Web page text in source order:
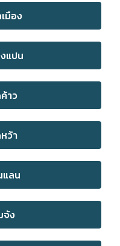
มือง
แปน
าว
ว้า
ลน
จัง